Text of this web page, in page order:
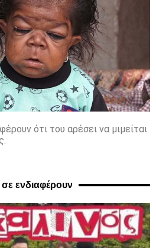
ότι του αρέσει να μιμείται
ενδιαφέρουν